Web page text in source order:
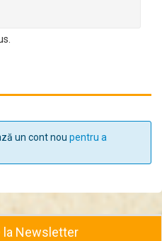
un cont nou pentru a
la Newsletter